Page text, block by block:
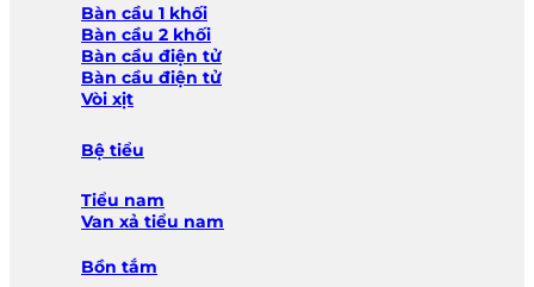
Bàn cầu 1 khối
Bàn cầu 2 khối
Bàn cầu điện tử
Bàn cầu điện tử
Vòi xịt
Bệ tiểu
Tiểu nam
Van xả tiểu nam
Bồn tắm